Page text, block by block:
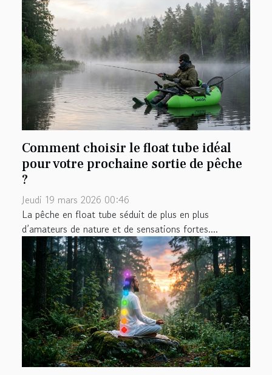
Comment choisir le float tube idéal
pour votre prochaine sortie de pêche
?
Jeudi 19 mars 2026 00:46
La pêche en float tube séduit de plus en plus
d’amateurs de nature et de sensations fortes....